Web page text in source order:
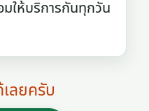
ให้บริการกันทุกวัน
ลยครับ